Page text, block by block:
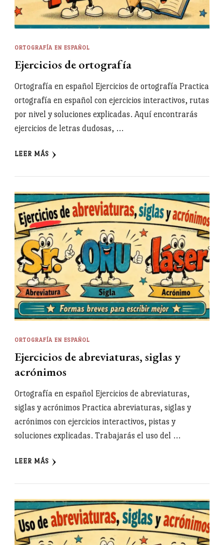
ORTOGRAFÍA EN ESPAÑOL
Ejercicios de ortografía
Ortografía en español Ejercicios de ortografía Practica
ortografía en español con ejercicios interactivos, rutas
por nivel y soluciones explicadas. Aquí encontrarás
ejercicios de letras dudosas, …
LEER MÁS
ORTOGRAFÍA EN ESPAÑOL
Ejercicios de abreviaturas, siglas y
acrónimos
Ortografía en español Ejercicios de abreviaturas,
siglas y acrónimos Practica abreviaturas, siglas y
acrónimos con ejercicios interactivos, pistas y
soluciones explicadas. Trabajarás el uso del …
LEER MÁS